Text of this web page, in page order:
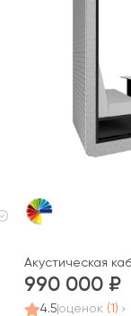
Акустическая
990 000
4.5оценок (1)